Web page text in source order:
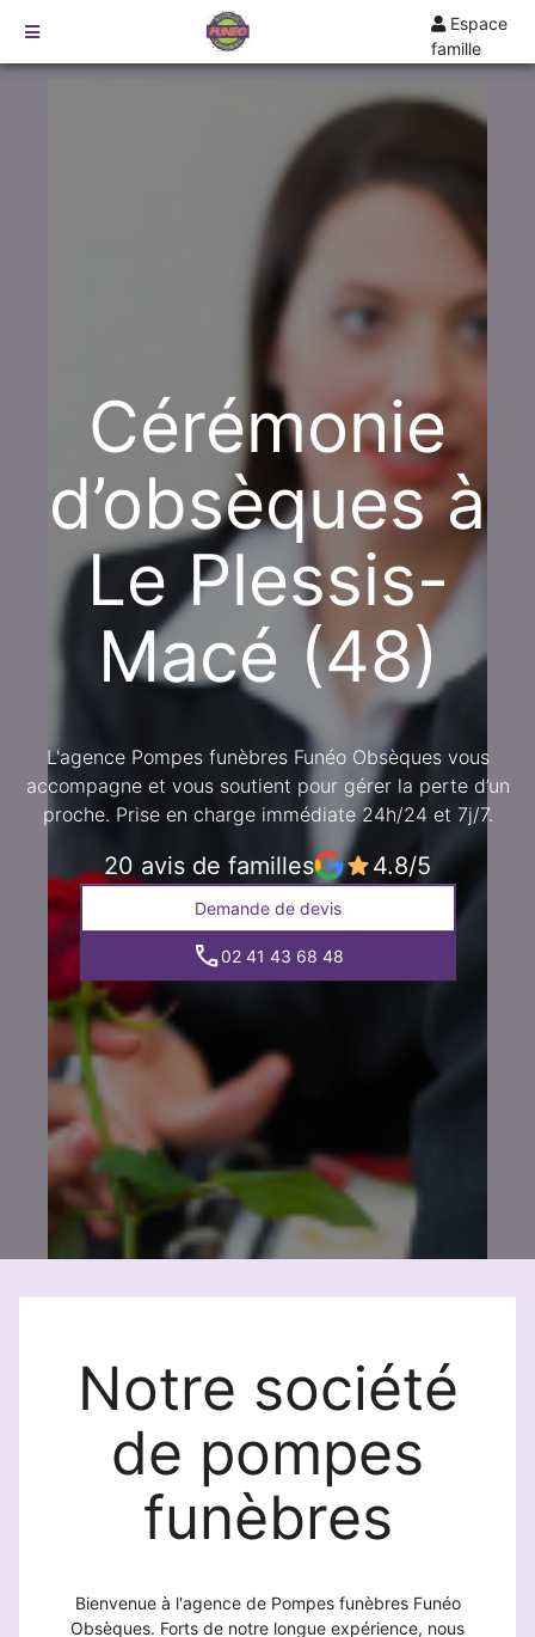
Espace
famille
SAUMUR
ANGERSCérémonie
d’obsèques à
Le Plessis-
Macé (48)
L'agence Pompes funèbres Funéo Obsèques vous
accompagne et vous soutient pour gérer la perte d’un
proche. Prise en charge immédiate 24h/24 et 7j/7.
20 avis de familles 4.8/5
Demande de devis
02 41 43 68 48
Notre société
de pompes
funèbres
Bienvenue à l'agence de Pompes funèbres Funéo
Obsèques. Forts de notre longue expérience, nous